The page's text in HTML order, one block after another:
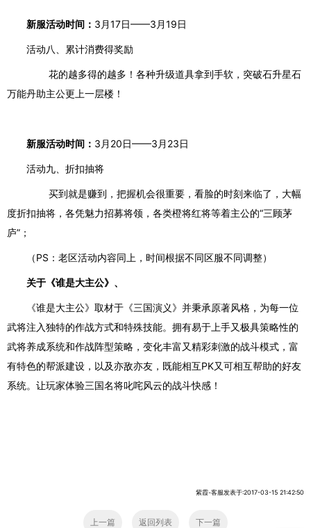
新服活动时间： 3月17日——3月19日
活动八、累计消费得奖励
花的越多得的越多！各种升级道具拿到手软，突破石升星石
万能丹助主公更上一层楼！
新服活动时间： 3月20日——3月23日
活动九、折扣抽将
买到就是赚到，把握机会很重要，看脸的时刻来临了，大幅
度折扣抽将，各凭魅力招募将领，各类橙将红将等着主公的“三顾茅
庐”；
（PS：老区活动内容同上，时间根据不同区服不同调整）
关于《谁是大主公》、
《谁是大主公》 取材于《三国演义》并秉承原著风格，为每一位
武将注入独特的作战方式和特殊技能。拥有易于上手又极具策略性的
武将养成系统和作战阵型策略，变化丰富又精彩刺激的战斗模式，富
有特色的帮派建设，以及亦敌亦友，既能相互PK又可相互帮助的好友
系统。让玩家体验三国名将叱咤风云的战斗快感！
紫霞-客服发表于:2017-03-15 21:42:50
上一篇 返回列表 下一篇